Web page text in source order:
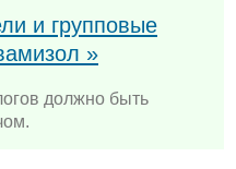
и групповые
»
должно быть